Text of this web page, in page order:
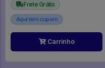
Frete Grátis
Aqui tem cupom
Carrinho